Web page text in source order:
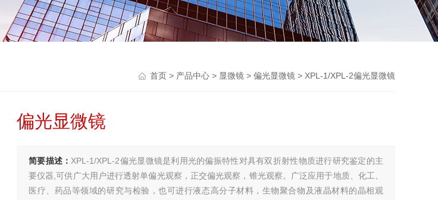
首页 > 产品中心 > 显微镜 > 偏光显微镜 > XPL-1/XPL-2偏光显微镜
偏光显微镜
简要描述： XPL-1/XPL-2偏光显微镜是利用光的偏振特性对具有双折射性物质进行研究鉴定的主
要仪器,可供广大用户进行透射单偏光观察，正交偏光观察，锥光观察。广泛应用于地质、化工、
医疗、药品等领域的研究与检验，也可进行液态高分子材料，生物聚合物及液晶材料的晶相观